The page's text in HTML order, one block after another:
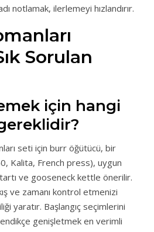
notlamak, ilerlemeyi hızlandırır.
Sorulan
için hangi
seti için burr öğütücü, bir
Kalita, French press), uygun
ve gooseneck kettle önerilir.
ve zamanı kontrol etmenizi
yaratır. Başlangıç seçimlerini
genişletmek en verimli